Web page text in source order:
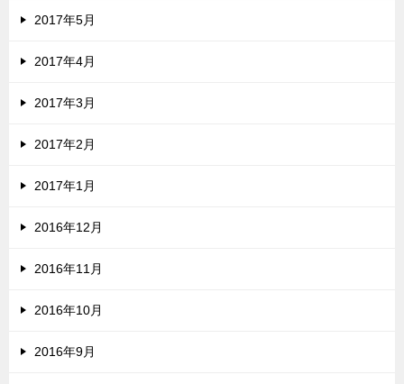
2017年5月
2017年4月
2017年3月
2017年2月
2017年1月
2016年12月
2016年11月
2016年10月
2016年9月